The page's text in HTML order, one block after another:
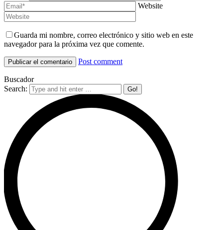
Website
Guarda mi nombre, correo electrónico y sitio web en este
navegador para la próxima vez que comente.
Post comment
Buscador
Search: